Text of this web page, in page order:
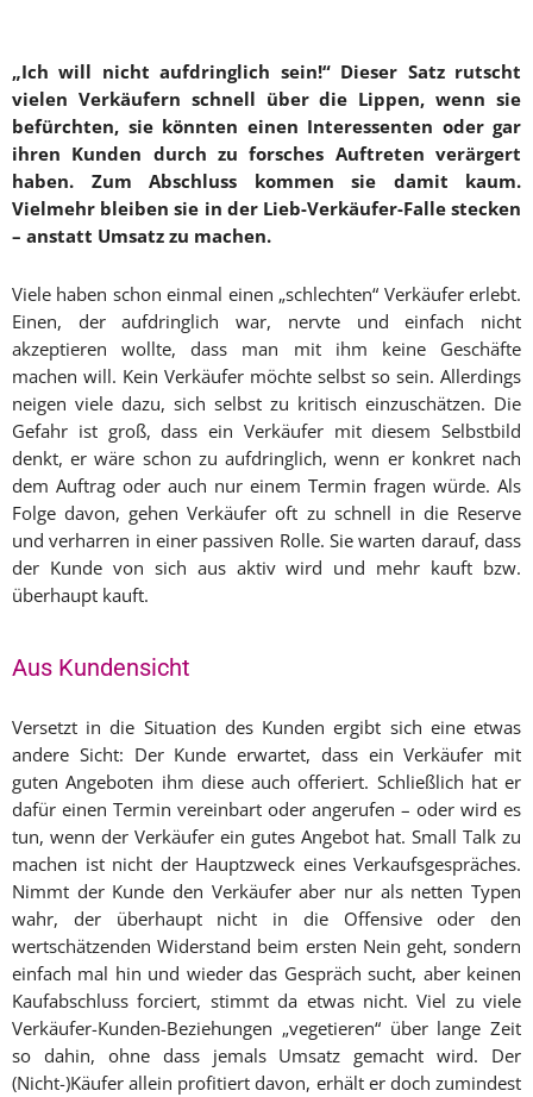
„Ich will nicht aufdringlich sein!“ Dieser Satz rutscht
vielen Verkäufern schnell über die Lippen, wenn sie
befürchten, sie könnten einen Interessenten oder gar
ihren Kunden durch zu forsches Auftreten verärgert
haben. Zum Abschluss kommen sie damit kaum.
Vielmehr bleiben sie in der Lieb-Verkäufer-Falle stecken
– anstatt Umsatz zu machen.
Viele haben schon einmal einen „schlechten“ Verkäufer erlebt.
Einen, der aufdringlich war, nervte und einfach nicht
akzeptieren wollte, dass man mit ihm keine Geschäfte
machen will. Kein Verkäufer möchte selbst so sein. Allerdings
neigen viele dazu, sich selbst zu kritisch einzuschätzen. Die
Gefahr ist groß, dass ein Verkäufer mit diesem Selbstbild
denkt, er wäre schon zu aufdringlich, wenn er konkret nach
dem Auftrag oder auch nur einem Termin fragen würde. Als
Folge davon, gehen Verkäufer oft zu schnell in die Reserve
und verharren in einer passiven Rolle. Sie warten darauf, dass
der Kunde von sich aus aktiv wird und mehr kauft bzw.
überhaupt kauft.
Aus Kundensicht
Versetzt in die Situation des Kunden ergibt sich eine etwas
andere Sicht: Der Kunde erwartet, dass ein Verkäufer mit
guten Angeboten ihm diese auch offeriert. Schließlich hat er
dafür einen Termin vereinbart oder angerufen – oder wird es
tun, wenn der Verkäufer ein gutes Angebot hat. Small Talk zu
machen ist nicht der Hauptzweck eines Verkaufsgespräches.
Nimmt der Kunde den Verkäufer aber nur als netten Typen
wahr, der überhaupt nicht in die Offensive oder den
wertschätzenden Widerstand beim ersten Nein geht, sondern
einfach mal hin und wieder das Gespräch sucht, aber keinen
Kaufabschluss forciert, stimmt da etwas nicht. Viel zu viele
Verkäufer-Kunden-Beziehungen „vegetieren“ über lange Zeit
so dahin, ohne dass jemals Umsatz gemacht wird. Der
(Nicht-)Käufer allein profitiert davon, erhält er doch zumindest